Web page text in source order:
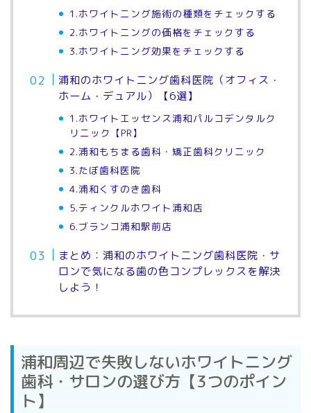
1.ホワイトニング施術の種類をチェックする
2.ホワイトニングの価格をチェックする
3.ホワイトニング効果をチェックする
浦和のホワイトニング歯科医院（オフィス・
ホーム・デュアル）【6選】
1.ホワイトエッセンス浦和パルコデンタルク
リニック
【PR】
2.浦和もちまる歯科・矯正歯科クリニック
3.たぼ歯科医院
4.浦和くすのき歯科
5.ティンクルホワイト浦和店
6.ブランコ浦和駅前店
まとめ：浦和のホワイトニング歯科医院・サ
ロンで気になる歯の色コンプレックスを解決
しよう！
浦和周辺で失敗しないホワイトニング
歯科・サロンの選び方【3つのポイン
ト】